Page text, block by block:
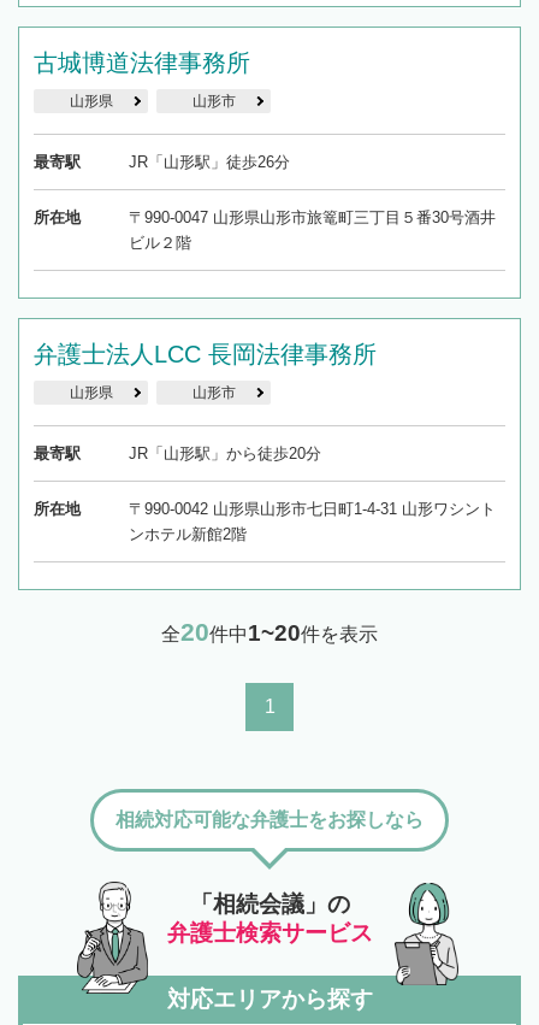
古城博道法律事務所
山形県 山形市
最寄駅 JR「山形駅」徒歩26分
所在地
〒990-0047 山形県山形市旅篭町三丁目５番30号酒井
ビル２階
弁護士法人LCC 長岡法律事務所
山形県 山形市
最寄駅 JR「山形駅」から徒歩20分
所在地
〒990-0042 山形県山形市七日町1-4-31 山形ワシント
ンホテル新館2階
全20件中1~20件を表示
1
「相続会議」の
弁護士検索サービス
相続対応可能な弁護士をお探しなら
対応エリアから探す